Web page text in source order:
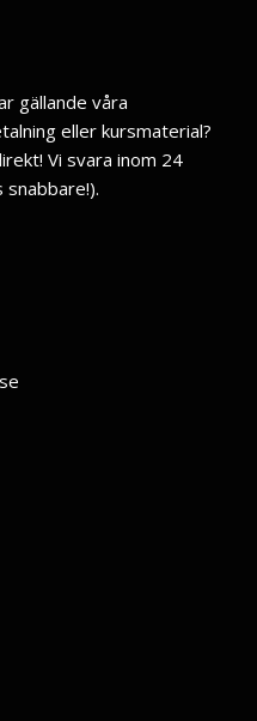
gällande våra
eller kursmaterial?
Vi svara inom 24